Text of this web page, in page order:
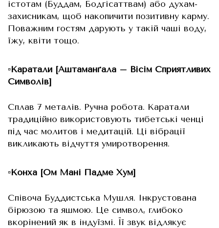
істотам (Буддам, Бодгісаттвам) або духам-
захисникам, щоб накопичити позитивну карму.
Поважним гостям дарують у такій чаші воду,
їжу, квіти тощо.
▫️Каратали [Аштаманґала – Вісім Сприятливих
Символів]
Сплав 7 металів. Ручна робота. Каратали
традиційно використовують тибетські ченці
під час молитов і медитацій. Ці вібрації
викликають відчуття умиротворення.
▫️Конха [Ом Мані Падме Хум]
Співоча Буддистська Мушля. Інкрустована
бірюзою та яшмою. Це символ, глибоко
вкорінений як в індуїзмі. Її звук відлякує